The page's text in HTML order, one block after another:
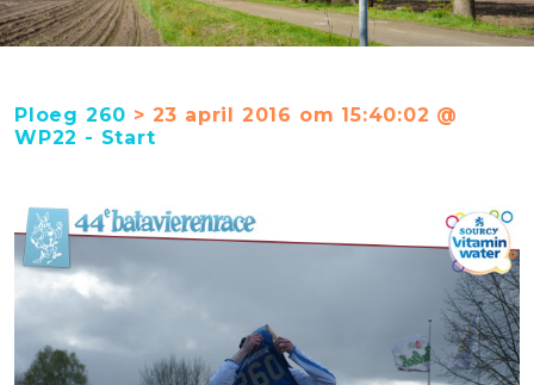
Ploeg 260 > 23 april 2016 om 15:40:02 @
WP22 - Start